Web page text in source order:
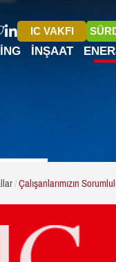
IC VAKFI
İNŞAAT
Çalışanlarımızın